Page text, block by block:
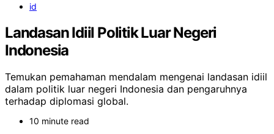
id
Landasan Idiil Politik Luar Negeri
Indonesia
Temukan pemahaman mendalam mengenai landasan idiil
dalam politik luar negeri Indonesia dan pengaruhnya
terhadap diplomasi global.
10 minute read